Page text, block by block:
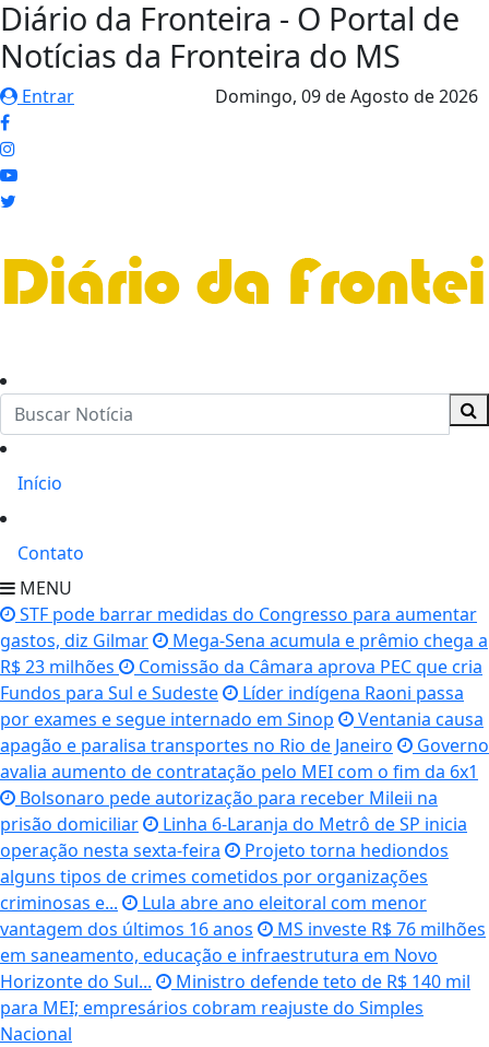
Diário da Fronteira - O Portal de
Notícias da Fronteira do MS
Entrar Domingo, 09 de Agosto de 2026
Início
Contato
MENU
STF pode barrar medidas do Congresso para aumentar
gastos, diz Gilmar
Mega-Sena acumula e prêmio chega a
R$ 23 milhões
Comissão da Câmara aprova PEC que cria
Fundos para Sul e Sudeste
Líder indígena Raoni passa
por exames e segue internado em Sinop
Ventania causa
apagão e paralisa transportes no Rio de Janeiro
Governo
avalia aumento de contratação pelo MEI com o fim da 6x1
Bolsonaro pede autorização para receber Mileii na
prisão domiciliar
Linha 6-Laranja do Metrô de SP inicia
operação nesta sexta-feira
Projeto torna hediondos
alguns tipos de crimes cometidos por organizações
criminosas e...
Lula abre ano eleitoral com menor
vantagem dos últimos 16 anos
MS investe R$ 76 milhões
em saneamento, educação e infraestrutura em Novo
Horizonte do Sul...
Ministro defende teto de R$ 140 mil
para MEI; empresários cobram reajuste do Simples
Nacional